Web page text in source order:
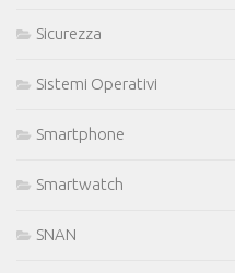
Sicurezza
Sistemi Operativi
Smartphone
Smartwatch
SNAN